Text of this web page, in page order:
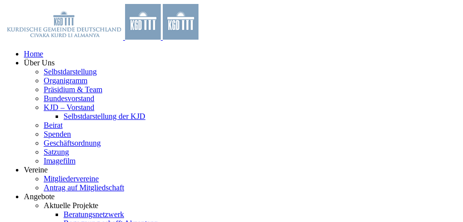
springen
Home
Über Uns
Selbstdarstellung
Organigramm
Präsidium & Team
Bundesvorstand
KJD – Vorstand
Selbstdarstellung der KJD
Beirat
Spenden
Geschäftsordnung
Satzung
Imagefilm
Vereine
Mitgliedervereine
Antrag auf Mitgliedschaft
Angebote
Aktuelle Projekte
Beratungsnetzwerk